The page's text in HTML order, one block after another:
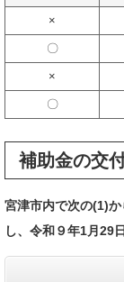
×
〇
×
〇
補助金の交
宮津市内で次の(1)
し、令和９年1月29